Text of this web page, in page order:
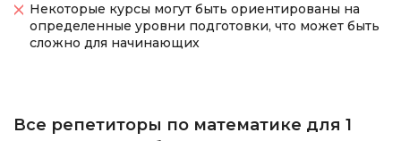
Некоторые курсы могут быть ориентированы на
определенные уровни подготовки, что может быть
сложно для начинающих
Все репетиторы по математике для 1